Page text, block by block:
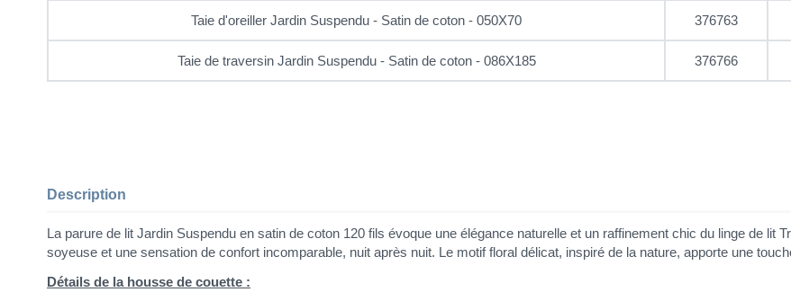
Taie d'oreiller Jardin Suspendu - Satin de coton - 050X70 376763
Taie de traversin Jardin Suspendu - Satin de coton - 086X185 376766
Description
La parure de lit Jardin Suspendu en satin de coton 120 fils évoque une élégance naturelle et un raffinement chic du linge de lit
soyeuse et une sensation de confort incomparable, nuit après nuit. Le motif floral délicat, inspiré de la nature, apporte une
Détails de la housse de couette :